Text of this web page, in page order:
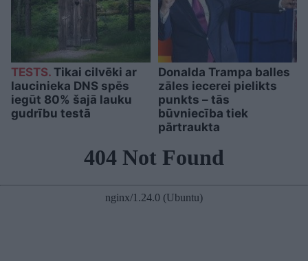
TESTS. Tikai cilvēki ar
laucinieka DNS spēs
iegūt 80% šajā lauku
gudrību testā
Donalda Trampa balles
zāles iecerei pielikts
punkts – tās
būvniecība tiek
pārtraukta